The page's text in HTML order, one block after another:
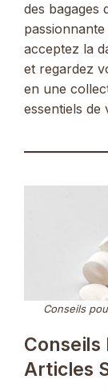
des bagages
acceptez la
et regardez
en une
essentiels de
Conseils
Conseils
Articles